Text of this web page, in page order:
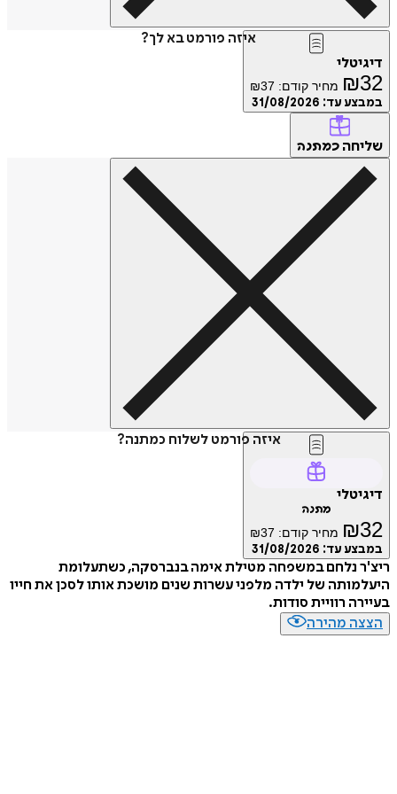
איזה פורמט בא לך?
₪ מחיר קודם: ₪37
עד:31/08/2026
כמתנה
איזה פורמט לשלוח כמתנה?
₪ מחיר קודם: ₪37
עד:31/08/2026
נלחם במשפחה מטילת אימה בנברסקה, כשתעלומת
של ילדה מלפני עשרות שנים מושכת אותו לסכן את חייו
רוויית סודות.
מהירה